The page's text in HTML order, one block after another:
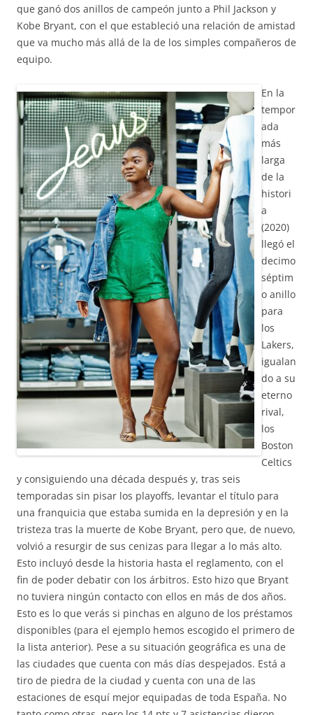
que ganó dos anillos de campeón junto a Phil Jackson y
Kobe Bryant, con el que estableció una relación de amistad
que va mucho más allá de la de los simples compañeros de
equipo.
En la
tempor
ada
más
larga
de la
histori
a
(2020)
llegó el
decimo
séptim
o anillo
para
los
Lakers,
igualan
do a su
eterno
rival,
los
Boston
Celtics
y consiguiendo una década después y, tras seis
temporadas sin pisar los playoffs, levantar el título para
una franquicia que estaba sumida en la depresión y en la
tristeza tras la muerte de Kobe Bryant, pero que, de nuevo,
volvió a resurgir de sus cenizas para llegar a lo más alto.
Esto incluyó desde la historia hasta el reglamento, con el
fin de poder debatir con los árbitros. Esto hizo que Bryant
no tuviera ningún contacto con ellos en más de dos años.
Esto es lo que verás si pinchas en alguno de los préstamos
disponibles (para el ejemplo hemos escogido el primero de
la lista anterior). Pese a su situación geográfica es una de
las ciudades que cuenta con más días despejados. Está a
tiro de piedra de la ciudad y cuenta con una de las
estaciones de esquí mejor equipadas de toda España. No